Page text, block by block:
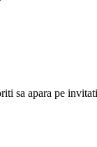
sa apara pe